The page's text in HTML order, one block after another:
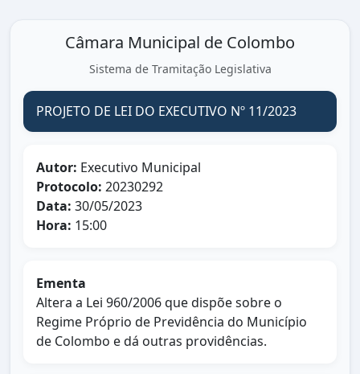
Câmara Municipal de Colombo
Sistema de Tramitação Legislativa
PROJETO DE LEI DO EXECUTIVO Nº 11/2023
Autor: Executivo Municipal
Protocolo: 20230292
Data: 30/05/2023
Hora: 15:00
Ementa
Altera a Lei 960/2006 que dispõe sobre o
Regime Próprio de Previdência do Município
de Colombo e dá outras providências.